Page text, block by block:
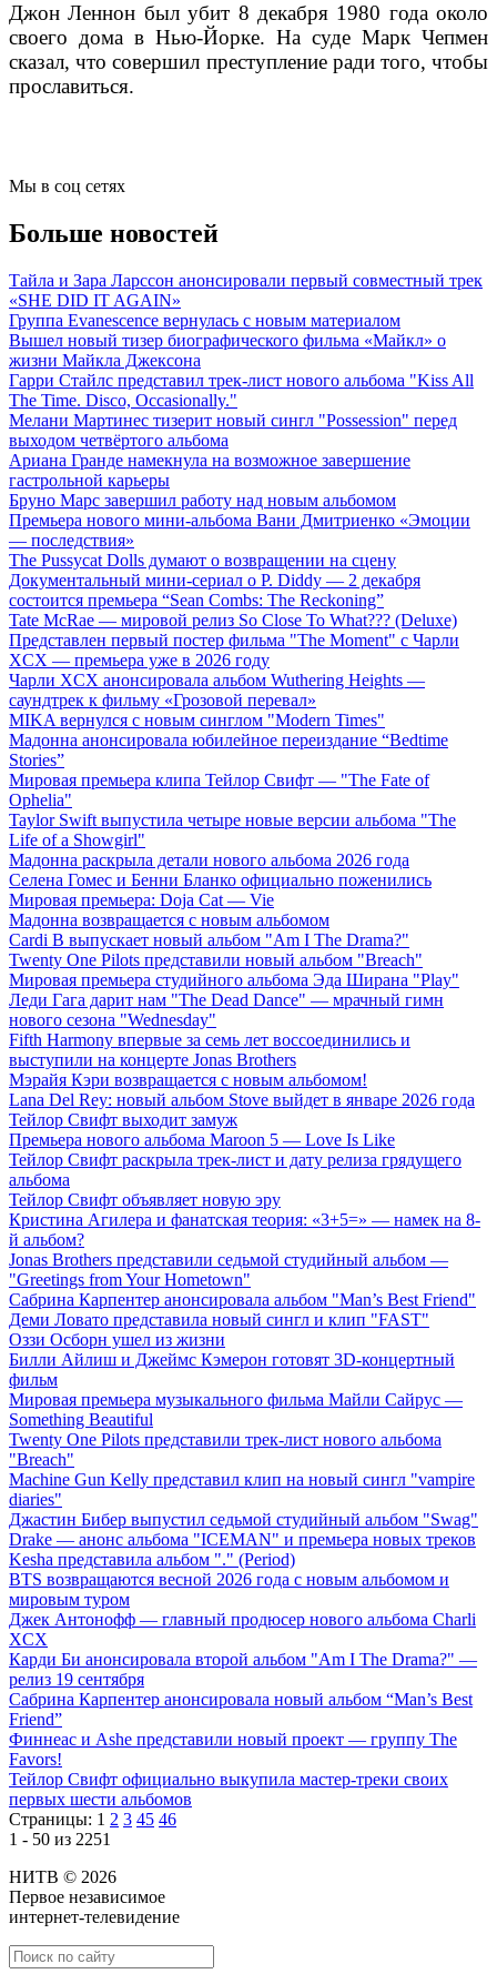
Джон Леннон был убит 8 декабря 1980 года около
своего дома в Нью-Йорке. На суде Марк Чепмен
сказал, что совершил преступление ради того, чтобы
прославиться.
Мы в соц сетях
Больше новостей
Тайла и Зара Ларссон анонсировали первый совместный трек
«SHE DID IT AGAIN»
Группа Evanescence вернулась с новым материалом
Вышел новый тизер биографического фильма «Майкл» о
жизни Майкла Джексона
Гарри Стайлс представил трек-лист нового альбома "Kiss All
The Time. Disco, Occasionally."
Мелани Мартинес тизерит новый сингл "Possession" перед
выходом четвёртого альбома
Ариана Гранде намекнула на возможное завершение
гастрольной карьеры
Бруно Марс завершил работу над новым альбомом
Премьера нового мини-альбома Вани Дмитриенко «Эмоции
— последствия»
The Pussycat Dolls думают о возвращении на сцену
Документальный мини-сериал о P. Diddy — 2 декабря
состоится премьера “Sean Combs: The Reckoning”
Tate McRae — мировой релиз So Close To What??? (Deluxe)
Представлен первый постер фильма "The Moment" с Чарли
XCX — премьера уже в 2026 году
Чарли XCX анонсировала альбом Wuthering Heights —
саундтрек к фильму «Грозовой перевал»
MIKA вернулся с новым синглом "Modern Times"
Мадонна анонсировала юбилейное переиздание “Bedtime
Stories”
Мировая премьера клипа Тейлор Свифт — "The Fate of
Ophelia"
Taylor Swift выпустила четыре новые версии альбома "The
Life of a Showgirl"
Мадонна раскрыла детали нового альбома 2026 года
Селена Гомес и Бенни Бланко официально поженились
Мировая премьера: Doja Cat — Vie
Мадонна возвращается с новым альбомом
Cardi B выпускает новый альбом "Am I The Drama?"
Twenty One Pilots представили новый альбом "Breach"
Мировая премьера студийного альбома Эда Ширана "Play"
Леди Гага дарит нам "The Dead Dance" — мрачный гимн
нового сезона "Wednesday"
Fifth Harmony впервые за семь лет воссоединились и
выступили на концерте Jonas Brothers
Мэрайя Кэри возвращается с новым альбомом!
Lana Del Rey: новый альбом Stove выйдет в январе 2026 года
Тейлор Свифт выходит замуж
Премьера нового альбома Maroon 5 — Love Is Like
Тейлор Свифт раскрыла трек-лист и дату релиза грядущего
альбома
Тейлор Свифт объявляет новую эру
Кристина Агилера и фанатская теория: «3+5=» — намек на 8-
й альбом?
Jonas Brothers представили седьмой студийный альбом —
"Greetings from Your Hometown"
Сабрина Карпентер анонсировала альбом "Man’s Best Friend"
Деми Ловато представила новый сингл и клип "FAST"
Оззи Осборн ушел из жизни
Билли Айлиш и Джеймс Кэмерон готовят 3D-концертный
фильм
Мировая премьера музыкального фильма Майли Сайрус —
Something Beautiful
Twenty One Pilots представили трек-лист нового альбома
"Breach"
Machine Gun Kelly представил клип на новый сингл "vampire
diaries"
Джастин Бибер выпустил седьмой студийный альбом "Swag"
Drake — анонс альбома "ICEMAN" и премьера новых треков
Kesha представила альбом "." (Period)
BTS возвращаются весной 2026 года с новым альбомом и
мировым туром
Джек Антонофф — главный продюсер нового альбома Charli
XCX
Карди Би анонсировала второй альбом "Am I The Drama?" —
релиз 19 сентября
Сабрина Карпентер анонсировала новый альбом “Man’s Best
Friend”
Финнеас и Ashe представили новый проект — группу The
Favors!
Тейлор Свифт официально выкупила мастер-треки своих
первых шести альбомов
Страницы: 1 2 3 45 46
1 - 50 из 2251
НИТВ © 2026
Первое независимое
интернет-телевидение